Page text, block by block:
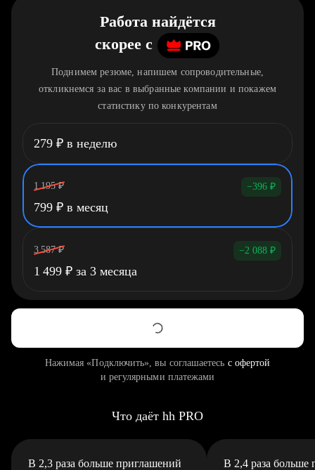
Работа найдётся
скорее c
Поднимем резюме, напишем сопроводительные,
откликнемся за вас в выбранные компании и покажем
статистику по конкурентам
279 ₽ в неделю
1 195 ₽ −396 ₽
799 ₽ в месяц
3 587 ₽ −2 088 ₽
1 499 ₽ за 3 месяца
Нажимая «Подключить», вы соглашаетесь с офертой
и регулярными платежами
Что даёт hh PRO
В 2,3 раза больше приглашений В 2,4 раза больше